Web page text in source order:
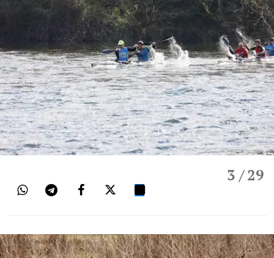
3 / 29